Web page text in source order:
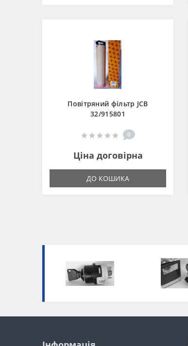
Повітряний фільтр JCB
32/915801
0
Ціна договірна
ДО КОШИКА